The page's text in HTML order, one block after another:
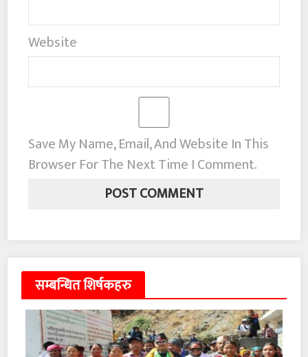
Website
Save My Name, Email, And Website In This
Browser For The Next Time I Comment.
सम्बन्धित शिर्षकहरु